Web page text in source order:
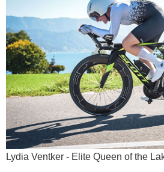
Lydia Ventker - Elite Queen of the